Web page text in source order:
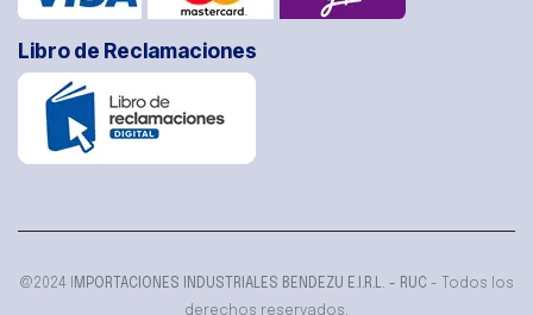
Libro de Reclamaciones
@2024 I MPORTACIONES INDUSTRIALES BENDEZU E.I.R.L. - RUC - Todos los
derechos reservados.